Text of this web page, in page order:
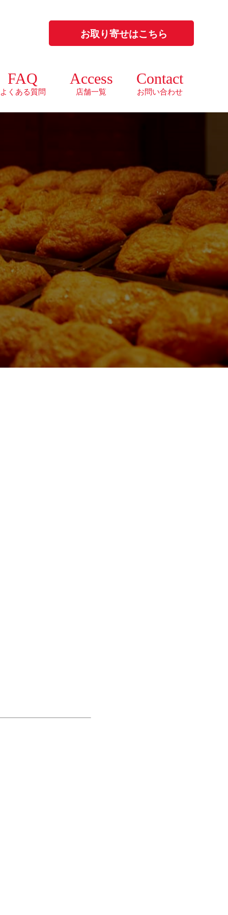
お取り寄せはこちら
FAQ
よくある質問
Access
店舗一覧
Contact
お問い合わせ